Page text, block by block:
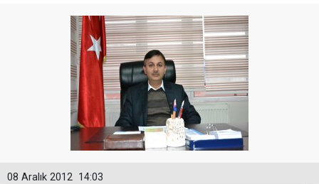
14:03
08 Aralık 2012